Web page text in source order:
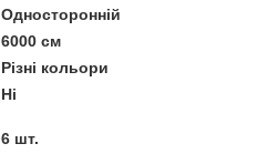
Односторонній
6000 см
Різні кольори
Ні
6 шт.